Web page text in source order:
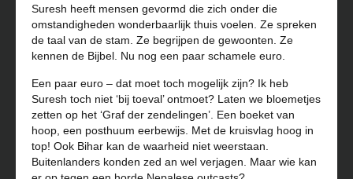
Suresh heeft mensen gevormd die zich onder die
omstandigheden wonderbaarlijk thuis voelen. Ze spreken
de taal van de stam. Ze begrijpen de gewoonten. Ze
kennen de Bijbel. Nu nog een paar schamele euro.
Een paar euro – dat moet toch mogelijk zijn? Ik heb
Suresh toch niet ‘bij toeval’ ontmoet? Laten we bloemetjes
zetten op het ‘Graf der zendelingen’. Een boeket van
hoop, een posthuum eerbewijs. Met de kruisvlag hoog in
top! Ook Bihar kan de waarheid niet weerstaan.
Buitenlanders konden zed an wel verjagen. Maar wie kan